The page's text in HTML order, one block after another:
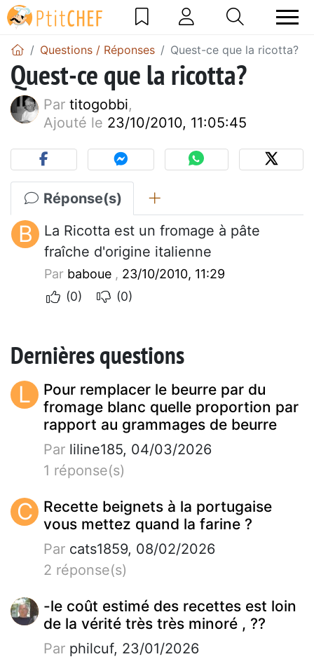
Questions / Réponses Quest-ce que la ricotta?
Quest-ce que la ricotta?
Par titogobbi,
Ajouté le 23/10/2010, 11:05:45
Réponse(s)
B
La Ricotta est un fromage à pâte
fraîche d'origine italienne
Par baboue , 23/10/2010, 11:29
(0)
(0)
Dernières questions
L
Pour remplacer le beurre par du
fromage blanc quelle proportion par
rapport au grammages de beurre
Par liline185, 04/03/2026
1 réponse(s)
C
Recette beignets à la portugaise
vous mettez quand la farine ?
Par cats1859, 08/02/2026
2 réponse(s)
-le coût estimé des recettes est loin
de la vérité très très minoré , ??
Par philcuf, 23/01/2026